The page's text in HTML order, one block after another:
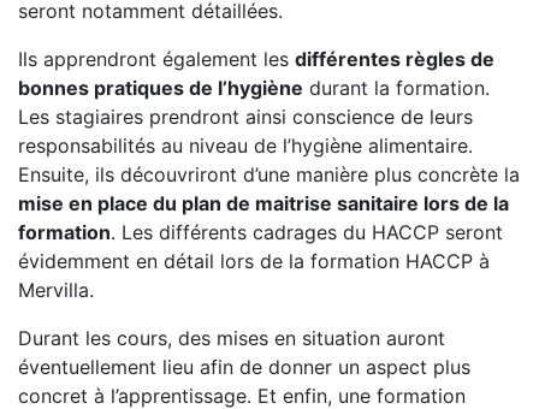
seront notamment détaillées.
Ils apprendront également les différentes règles de
bonnes pratiques de l’hygiène durant la formation.
Les stagiaires prendront ainsi conscience de leurs
responsabilités au niveau de l’hygiène alimentaire.
Ensuite, ils découvriront d’une manière plus concrète la
mise en place du plan de maitrise sanitaire lors de la
formation. Les différents cadrages du HACCP seront
évidemment en détail lors de la formation HACCP à
Mervilla.
Durant les cours, des mises en situation auront
éventuellement lieu afin de donner un aspect plus
concret à l’apprentissage. Et enfin, une formation